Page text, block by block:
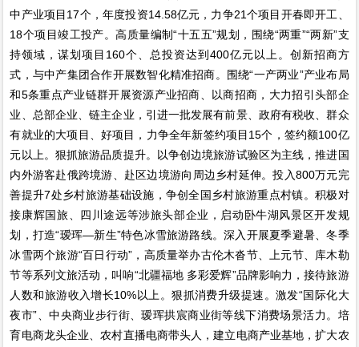
中产业项目17个，年度投资14.58亿元，力争21个项目开春即开工、
18个项目竣工投产。高质量编制“十五五”规划，围绕“两重”“两新”支
持领域，谋划项目160个、总投资达到400亿元以上。创新招商方
式，与中产集团合作开展数智化精准招商。围绕“一产两业”产业布局
和5条重点产业链群开展资源产业招商、以商招商，大力招引头部企
业、总部企业、链主企业，引进一批发展有前景、政府有税收、群众
有就业的大项目、好项目，力争全年新签约项目15个，签约额100亿
元以上。狠抓旅游品质提升。以争创边境旅游试验区为主线，推进国
内外游客赴俄跨境游、赴区边境游向周边乡村延伸。投入800万元完
善提升7处乡村旅游基础设施，争创全国乡村旅游重点村镇。积极对
接康辉国旅、四川途远等涉旅头部企业，启动卧牛湖风景区开发规
划，打造“瑷珲—新生”特色冰雪旅游路线。深入开展夏季避暑、冬季
冰雪两个旅游“百日行动”，高质量举办古伦木沓节、上元节、库木勒
节等系列文旅活动，叫响“北疆福地 多彩爱辉”品牌影响力，接待旅游
人数和旅游收入增长10%以上。狠抓消费升级提速。激发“国际化大
夜市”、中央商业步行街、瑷珲拱宸商业街等线下消费场景活力。培
育电商龙头企业、农村直播电商带头人，建立电商产业基地，扩大农